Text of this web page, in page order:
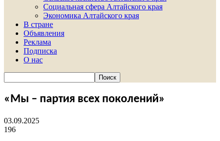
Социальная сфера Алтайского края
Экономика Алтайского края
В стране
Объявления
Реклама
Подписка
О нас
«Мы – партия всех поколений»
03.09.2025
196